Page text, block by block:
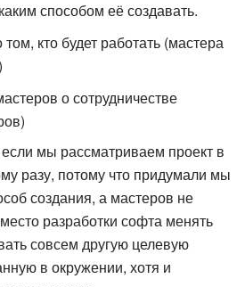
способом её создавать.
кто будет работать (мастера
о сотрудничестве
мы рассматриваем проект в
разу, потому что придумали мы
создания, а мастеров не
разработки софта менять
совсем другую целевую
в окружении, хотя и